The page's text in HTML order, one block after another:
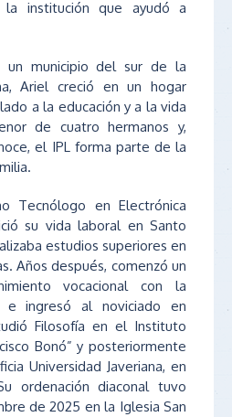
institución que ayudó a
un municipio del sur de la
Ariel creció en un hogar
a la educación y a la vida
de cuatro hermanos y,
el IPL forma parte de la
Tecnólogo en Electrónica
su vida laboral en Santo
estudios superiores en
Años después, comenzó un
vocacional con la
e ingresó al noviciado en
Filosofía en el Instituto
Bonó” y posteriormente
Universidad Javeriana, en
ordenación diaconal tuvo
de 2025 en la Iglesia San